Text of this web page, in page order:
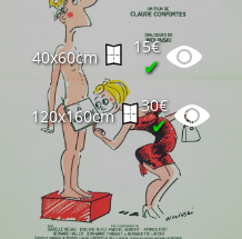
40x60cm
15€
✔
120x160cm
30€
✔